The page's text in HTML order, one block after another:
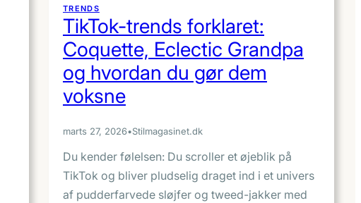
TRENDS
TikTok-trends forklaret:
Coquette, Eclectic Grandpa
og hvordan du gør dem
voksne
marts 27, 2026•Stilmagasinet.dk
Du kender følelsen: Du scroller et øjeblik på
TikTok og bliver pludselig draget ind i et univers
af pudderfarvede sløjfer og tweed­-jakker med